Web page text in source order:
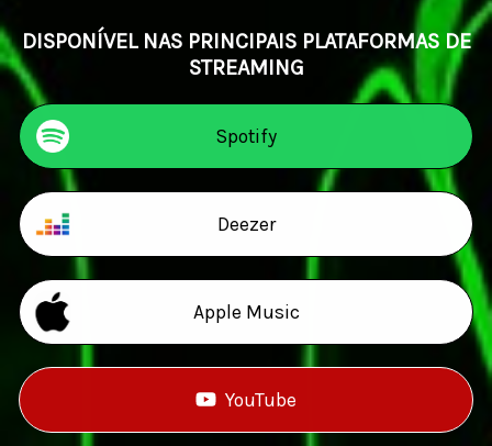
DISPONÍVEL NAS PRINCIPAIS PLATAFORMAS DE
STREAMING
Spotify
Deezer
Apple Music
YouTube